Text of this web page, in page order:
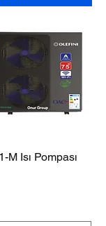
Isı Pompası